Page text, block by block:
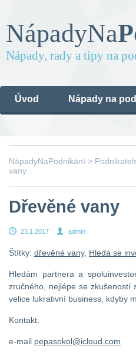
NápadyNa
Nápady, rady a tipy na
Úvod Nápady na
NápadyNaPodnikání >
vany
Dřevěné vany
23.1.2017 admin
Štítky: dřevěné vany, Hledá se
Hledám partnera a
zručného, nejlépe se
velice lukrativní business, kdyby
Kontakt:
e-mail pepasokol@icloud.com